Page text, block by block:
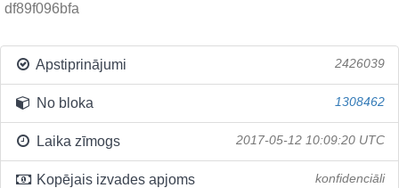
df89f096bfa
Apstiprinājumi 2426039
No bloka 1308462
Laika zīmogs 2017-05-12 10:09:20 UTC
Kopējais izvades apjoms konfidenciāli